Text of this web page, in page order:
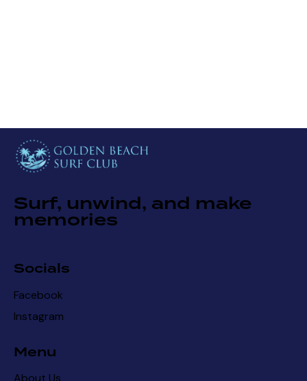
Surf, unwind, and make
memories
Socials
Facebook
Instagram
Menu
About Us